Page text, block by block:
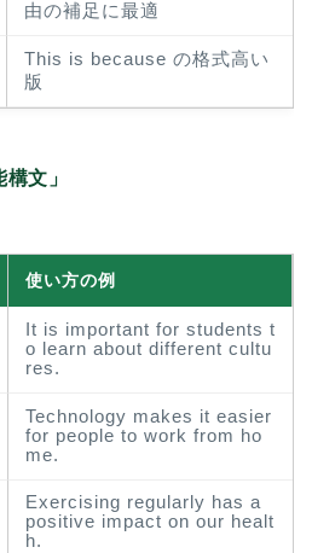
由の補足に最適
This is because の格式高い
版
文」
使い方の例
It is important for students t
o learn about different cultu
res.
Technology makes it easier
for people to work from ho
me.
Exercising regularly has a
positive impact on our healt
h.